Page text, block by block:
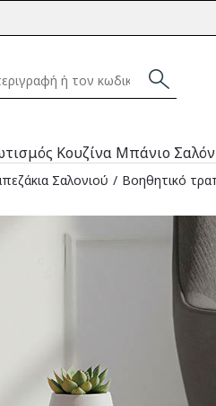
Κουζίνα Μπάνιο
Σαλονιού Βοηθητικό